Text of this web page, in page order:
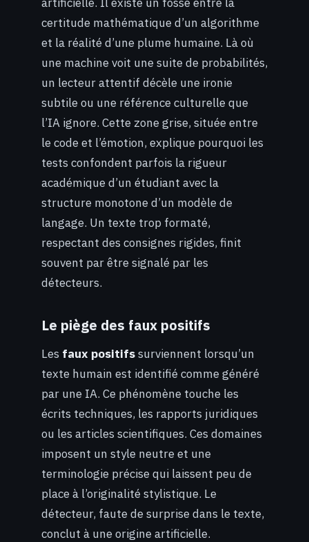
certitude mathématique d’un algorithme
et la réalité d’une plume humaine. Là où
une machine voit une suite de probabilités,
un lecteur attentif décèle une ironie
subtile ou une référence culturelle que
l’IA ignore. Cette zone grise, située entre
le code et l’émotion, explique pourquoi les
tests confondent parfois la rigueur
académique d’un étudiant avec la
structure monotone d’un modèle de
langage. Un texte trop formaté,
respectant des consignes rigides, finit
souvent par être signalé par les
détecteurs.
Le piège des faux positifs
Les faux positifssurviennent lorsqu’un
texte humain est identifié comme généré
par une IA. Ce phénomène touche les
écrits techniques, les rapports juridiques
ou les articles scientifiques. Ces domaines
imposent un style neutre et une
terminologie précise qui laissent peu de
place à l’originalité stylistique. Le
détecteur, faute de surprise dans le texte,
conclut à une origine artificielle.